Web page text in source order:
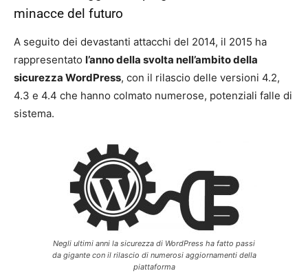
minacce del futuro
A seguito dei devastanti attacchi del 2014, il 2015 ha
rappresentato l’anno della svolta nell’ambito della
sicurezza WordPress, con il rilascio delle versioni 4.2,
4.3 e 4.4 che hanno colmato numerose, potenziali falle di
sistema.
Negli ultimi anni la sicurezza di WordPress ha fatto passi
da gigante con il rilascio di numerosi aggiornamenti della
piattaforma